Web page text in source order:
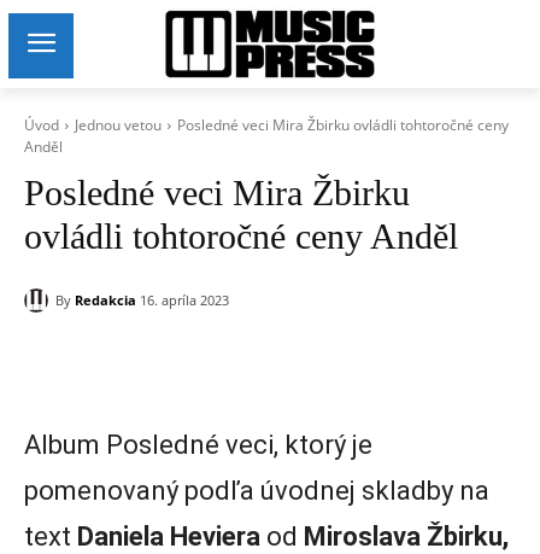
Úvod Jednou vetou
Posledné veci Mira Žbirku ovládli tohtoročné ceny
Anděl
Posledné veci Mira Žbirku
ovládli tohtoročné ceny Anděl
By Redakcia 16. apríla 2023
Album Posledné veci, ktorý je
pomenovaný podľa úvodnej skladby na
text Daniela Heviera od Miroslava Žbirku,